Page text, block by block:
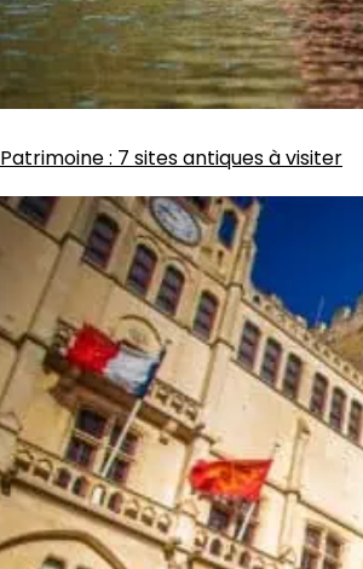
Patrimoine: 7 sites antiques à visiter